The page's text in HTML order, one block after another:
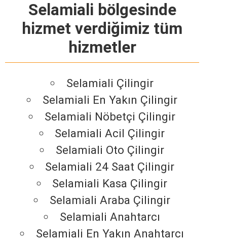
Selamiali bölgesinde
hizmet verdiğimiz tüm
hizmetler
Selamiali Çilingir
Selamiali En Yakın Çilingir
Selamiali Nöbetçi Çilingir
Selamiali Acil Çilingir
Selamiali Oto Çilingir
Selamiali 24 Saat Çilingir
Selamiali Kasa Çilingir
Selamiali Araba Çilingir
Selamiali Anahtarcı
Selamiali En Yakın Anahtarcı